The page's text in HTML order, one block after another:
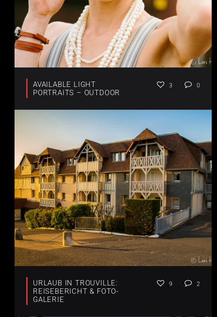
AVAILABLE LIGHT
PORTRAITS – OUTDOOR
3 0
URLAUB IN TROUVILLE:
REISEBERICHT & FOTO-
GALERIE
9 2